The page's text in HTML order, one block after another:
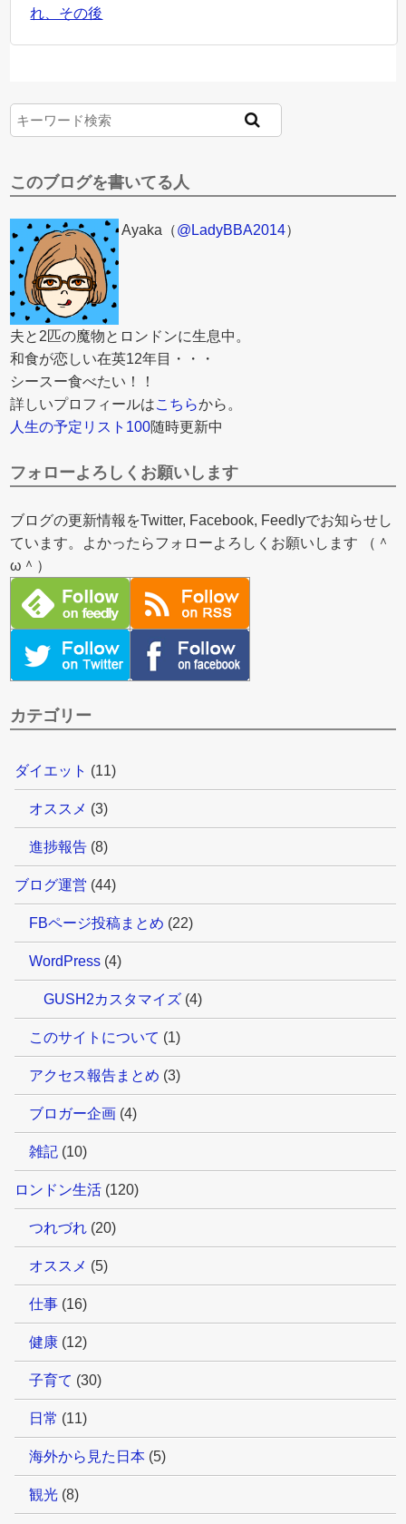
れ、その後
このブログを書いてる人
Ayaka（@LadyBBA2014）
夫と2匹の魔物とロンドンに生息中。
和食が恋しい在英12年目・・・
シースー食べたい！！
詳しいプロフィールはこちらから。
人生の予定リスト100随時更新中
フォローよろしくお願いします
ブログの更新情報をTwitter, Facebook, Feedlyでお知らせし
ています。よかったらフォローよろしくお願いします （＾
ω＾）
カテゴリー
ダイエット (11)
オススメ (3)
進捗報告 (8)
ブログ運営 (44)
FBページ投稿まとめ (22)
WordPress (4)
GUSH2カスタマイズ (4)
このサイトについて (1)
アクセス報告まとめ (3)
ブロガー企画 (4)
雑記 (10)
ロンドン生活 (120)
つれづれ (20)
オススメ (5)
仕事 (16)
健康 (12)
子育て (30)
日常 (11)
海外から見た日本 (5)
観光 (8)